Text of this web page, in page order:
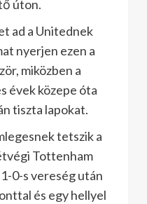
úton.
ad a Unitednek
nyerjen ezen a
miközben a
évek közepe óta
tiszta lapokat.
tetszik a
Tottenham
0-s vereség után
és egy hellyel